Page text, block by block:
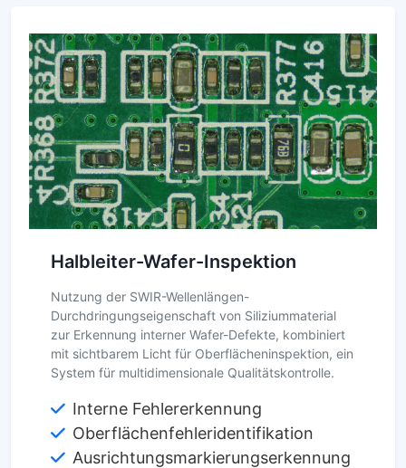
Halbleiter-Wafer-Inspektion
Nutzung der SWIR-Wellenlängen-
Durchdringungseigenschaft von Siliziummaterial
zur Erkennung interner Wafer-Defekte, kombiniert
mit sichtbarem Licht für Oberflächeninspektion, ein
System für multidimensionale Qualitätskontrolle.
Interne Fehlererkennung
Oberflächenfehleridentifikation
Ausrichtungsmarkierungserkennung